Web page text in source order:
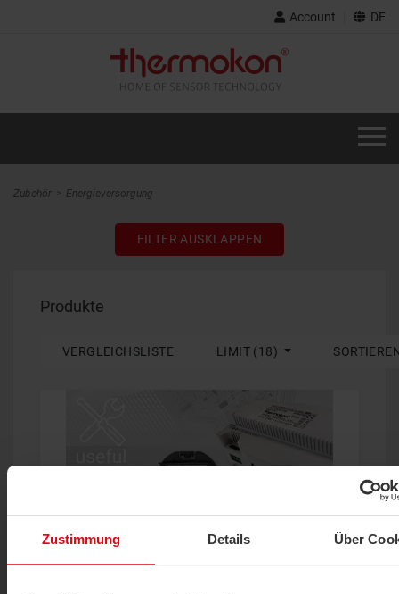
Zustimmung Details Über
Account DE
Zubehör Energieversorgung
FILTER AUSKLAPPEN
Produkte
VERGLEICHSLISTE LIMIT (18)